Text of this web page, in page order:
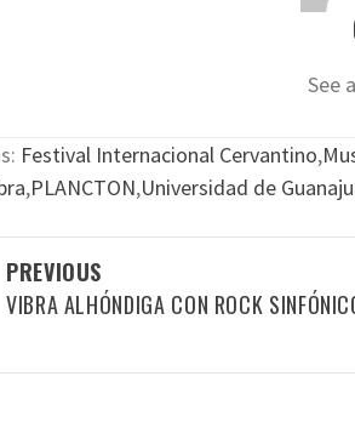
See
Festival Internacional Cervantino,
,PLANCTON,Universidad de
PREVIOUS
VIBRA ALHÓNDIGA CON ROCK